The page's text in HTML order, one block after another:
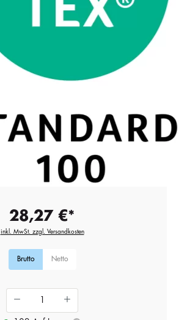
28,27 €*
inkl. MwSt. zzgl. Versandkosten
Brutto Netto